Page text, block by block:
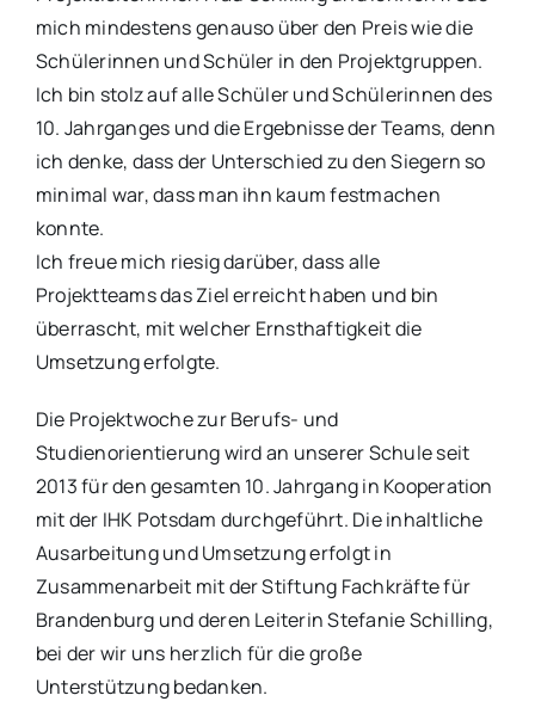
mich mindestens genauso über den Preis wie die
Schülerinnen und Schüler in den Projektgruppen.
Ich bin stolz auf alle Schüler und Schülerinnen des
10. Jahrganges und die Ergebnisse der Teams, denn
ich denke, dass der Unterschied zu den Siegern so
minimal war, dass man ihn kaum festmachen
konnte.
Ich freue mich riesig darüber, dass alle
Projektteams das Ziel erreicht haben und bin
überrascht, mit welcher Ernsthaftigkeit die
Umsetzung erfolgte.
Die Projektwoche zur Berufs- und
Studienorientierung wird an unserer Schule seit
2013 für den gesamten 10. Jahrgang in Kooperation
mit der IHK Potsdam durchgeführt. Die inhaltliche
Ausarbeitung und Umsetzung erfolgt in
Zusammenarbeit mit der Stiftung Fachkräfte für
Brandenburg und deren Leiterin Stefanie Schilling,
bei der wir uns herzlich für die große
Unterstützung bedanken.